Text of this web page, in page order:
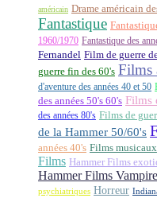
américain Drame américain
Fantastique
1960/1970 Fantastique des
Fernandel Film de guerre
guerre fin des 60's Films
d'aventure des années 40 et 50
des années 50's 60's Films
des années 80's Films de
de la Hammer 50/60's
années 40's Films
Films Hammer Films
Hammer Films
psychiatriques Horreur